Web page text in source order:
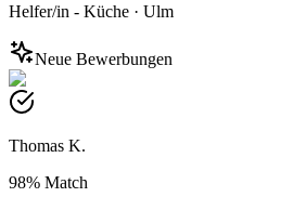
Helfer/in - Küche · Ulm
Neue Bewerbungen
Thomas K.
98% Match